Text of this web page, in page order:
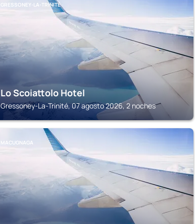
GRESSONEY-LA-TRINITÉ
Lo Scoiattolo Hotel
Gressoney-La-Trinité, 07 agosto 2026, 2 noches
MACUGNAGA